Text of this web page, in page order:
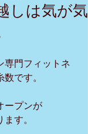
しは気が気
専門フィットネ
数です。
ープンが
す。